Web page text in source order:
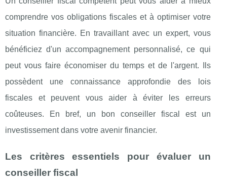
comprendre vos obligations fiscales et à optimiser votre
situation financière. En travaillant avec un expert, vous
bénéficiez d'un accompagnement personnalisé, ce qui
peut vous faire économiser du temps et de l'argent. Ils
possèdent une connaissance approfondie des lois
fiscales et peuvent vous aider à éviter les erreurs
coûteuses. En bref, un bon conseiller fiscal est un
investissement dans votre avenir financier.
Les critères essentiels pour évaluer un
conseiller fiscal